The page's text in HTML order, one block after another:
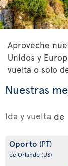
Aproveche
Unidos y
vuelta o solo
Nuestras
Ida y vuelta de
Oporto (PT)
de Orlando(US)